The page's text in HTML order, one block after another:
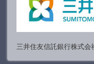
三井住友信託銀行株式会